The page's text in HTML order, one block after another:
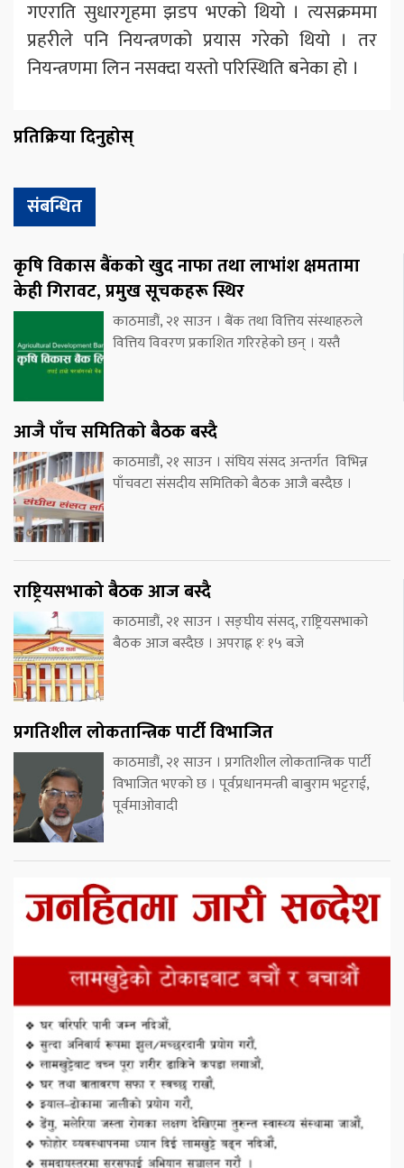
गएराति सुधारगृहमा झडप भएको थियो । त्यसक्रममा
प्रहरीले पनि नियन्त्रणको प्रयास गरेको थियो । तर
नियन्त्रणमा लिन नसक्दा यस्तो परिस्थिति बनेका हो ।
प्रतिक्रिया दिनुहोस्
संबन्धित
कृषि विकास बैंकको खुद नाफा तथा लाभांश क्षमतामा
केही गिरावट, प्रमुख सूचकहरू स्थिर
काठमाडौं, २१ साउन । बैंक तथा वित्तिय संस्थाहरुले
वित्तिय विवरण प्रकाशित गरिरहेको छन् । यस्तै
आजै पाँच समितिको बैठक बस्दै
काठमाडौं, २१ साउन । संघिय संसद अन्तर्गत विभिन्न
पाँचवटा संसदीय समितिको बैठक आजै बस्दैछ ।
राष्ट्रियसभाको बैठक आज बस्दै
काठमाडौं, २१ साउन । सङ्घीय संसद्, राष्ट्रियसभाको
बैठक आज बस्दैछ । अपराह्न १ः १५ बजे
प्रगतिशील लोकतान्त्रिक पार्टी विभाजित
काठमाडौं, २१ साउन । प्रगतिशील लोकतान्त्रिक पार्टी
विभाजित भएको छ । पूर्वप्रधानमन्त्री बाबुराम भट्टराई,
पूर्वमाओवादी